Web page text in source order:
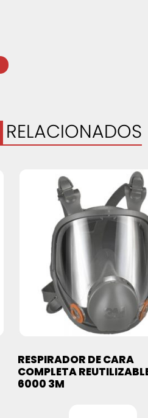
RELACIONADOS
RESPIRADOR DE CARA
COMPLETA
6000 3M